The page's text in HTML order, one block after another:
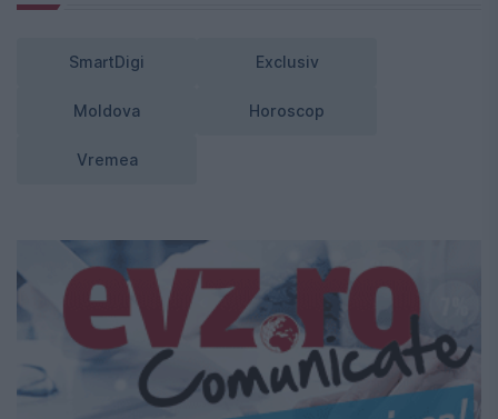
SmartDigi Exclusiv
Moldova Horoscop
Vremea